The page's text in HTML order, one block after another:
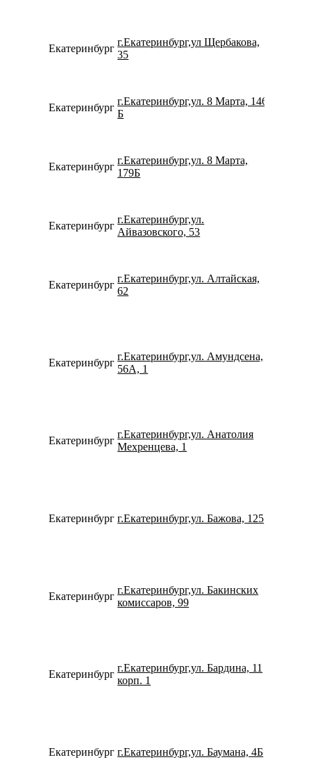
Екатеринбург
г.Екатеринбург,ул Щербакова,
35
Екатеринбург
г.Екатеринбург,ул. 8 Марта, 146
Б
Екатеринбург
г.Екатеринбург,ул. 8 Марта,
179Б
Екатеринбург
г.Екатеринбург,ул.
Айвазовского, 53
Екатеринбург
г.Екатеринбург,ул. Алтайская,
62
Екатеринбург
г.Екатеринбург,ул. Амундсена,
56А, 1
Екатеринбург
г.Екатеринбург,ул. Анатолия
Мехренцева, 1
Екатеринбург г.Екатеринбург,ул. Бажова, 125
Екатеринбург
г.Екатеринбург,ул. Бакинских
комиссаров, 99
Екатеринбург
г.Екатеринбург,ул. Бардина, 11
корп. 1
Екатеринбург г.Екатеринбург,ул. Баумана, 4Б